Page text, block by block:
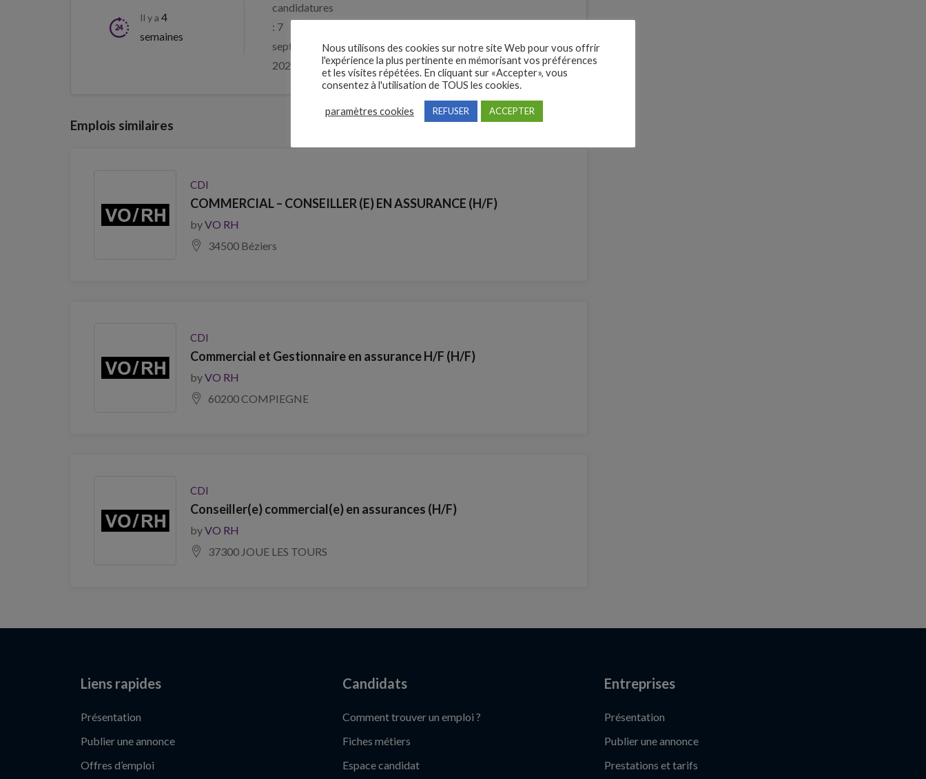
Il y a 4
semaines
candidatures
: 7
septembre
2026
Emplois similaires
CDI
COMMERCIAL – CONSEILLER (E) EN ASSURANCE (H/F)
byVO RH
34500 Béziers
CDI
Commercial et Gestionnaire en assurance H/F (H/F)
byVO RH
60200 COMPIEGNE
CDI
Conseiller(e) commercial(e) en assurances (H/F)
byVO RH
37300 JOUE LES TOURS
Liens rapides
Présentation
Publier une annonce
Offres d’emploi
Candidats
Comment trouver un emploi ?
Fiches métiers
Espace candidat
Entreprises
Présentation
Publier une annonce
Prestations et tarifs
Nous utilisons des cookies sur notre site Web pour vous offrir
l'expérience la plus pertinente en mémorisant vos préférences
et les visites répétées. En cliquant sur «Accepter», vous
consentez à l'utilisation de TOUS les cookies.
paramètres cookies REFUSER ACCEPTER